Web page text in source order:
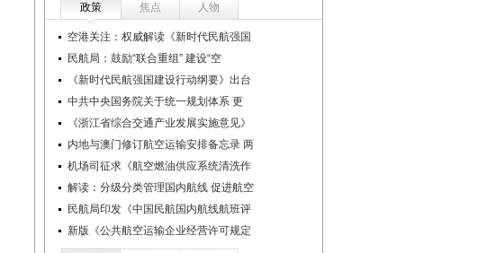
政策 焦点 人物
空港关注：权威解读《新时代民航强国
民航局：鼓励“联合重组” 建设“空
《新时代民航强国建设行动纲要》出台
中共中央国务院关于统一规划体系 更
《浙江省综合交通产业发展实施意见》
内地与澳门修订航空运输安排备忘录 两
机场司征求《航空燃油供应系统清洗作
解读：分级分类管理国内航线 促进航空
民航局印发《中国民航国内航线航班评
新版《公共航空运输企业经营许可规定